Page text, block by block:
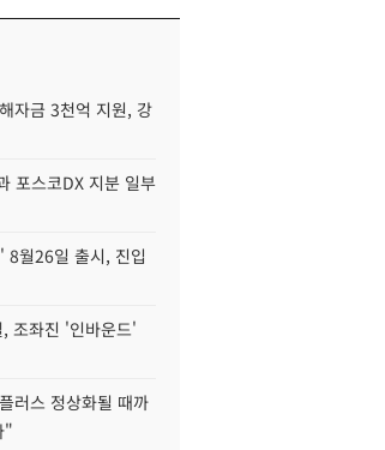
자금 3천억 지원, 강
포스코DX 지분 일부
8월26일 출시, 진입
조좌진 '인바운드'
러스 정상화될 때까
"